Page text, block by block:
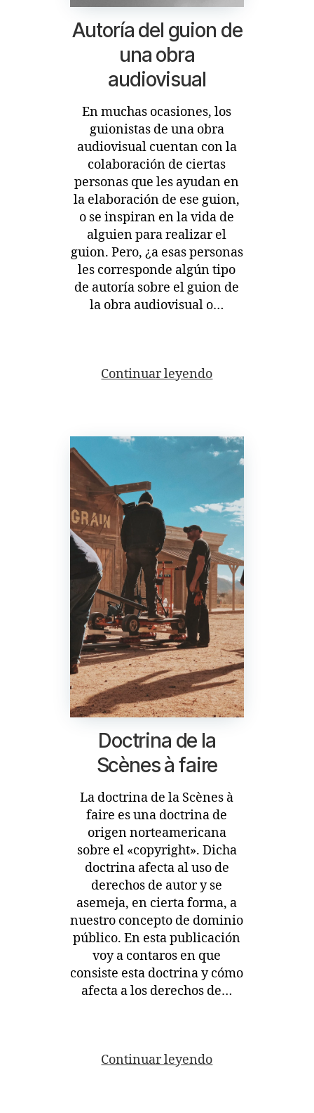
Autoría del guion de
una obra
audiovisual
En muchas ocasiones, los
guionistas de una obra
audiovisual cuentan con la
colaboración de ciertas
personas que les ayudan en
la elaboración de ese guion,
o se inspiran en la vida de
alguien para realizar el
guion. Pero, ¿a esas personas
les corresponde algún tipo
de autoría sobre el guion de
la obra audiovisual o…
Continuar leyendo
Doctrina de la
Scènes à faire
La doctrina de la Scènes à
faire es una doctrina de
origen norteamericana
sobre el «copyright». Dicha
doctrina afecta al uso de
derechos de autor y se
asemeja, en cierta forma, a
nuestro concepto de dominio
público. En esta publicación
voy a contaros en que
consiste esta doctrina y cómo
afecta a los derechos de…
Continuar leyendo